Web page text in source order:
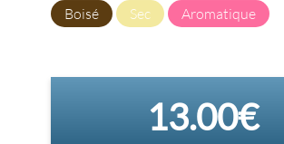
Boisé Sec Aromatique
13.00€